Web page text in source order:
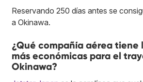
Reservando 250 días antes se
a Okinawa.
¿Qué compañía aérea tiene
más económicas para el
Okinawa?